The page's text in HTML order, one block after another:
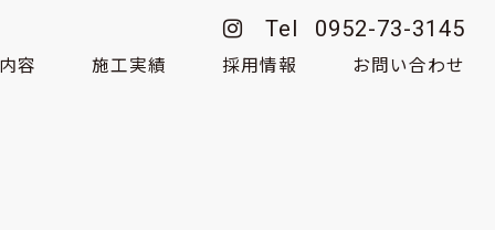
Tel 0952-73-3145
容 施工実績 採用情報 お問い合わせ